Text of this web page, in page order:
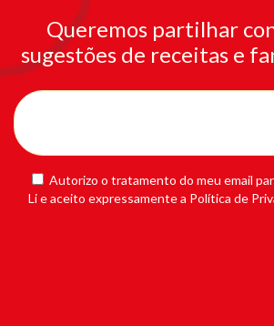
Queremos partilhar
sugestões de receitas e
Autorizo o tratamento do meu email
Li e aceito expressamente a Política de